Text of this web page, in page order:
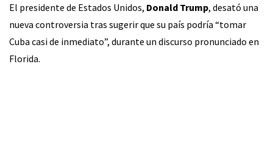
El presidente de Estados Unidos, Donald Trump, desató una
nueva controversia tras sugerir que su país podría “tomar
Cuba casi de inmediato”, durante un discurso pronunciado en
Florida.